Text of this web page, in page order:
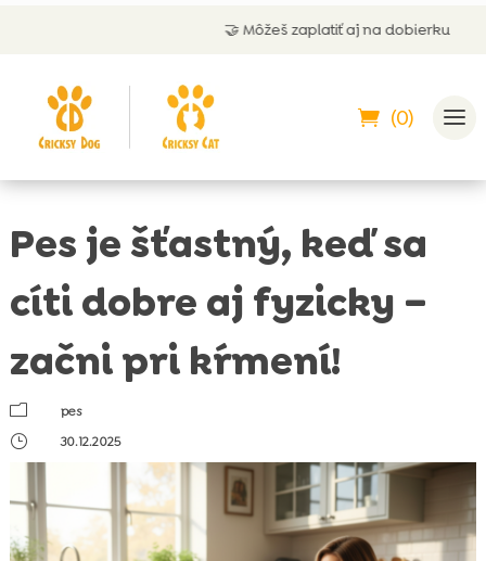
🤝 Môžeš zaplatiť aj na dobierku
(0)
Pes je šťastný, keď sa
cíti dobre aj fyzicky –
začni pri kŕmení!
m
pes
}
30.12.2025